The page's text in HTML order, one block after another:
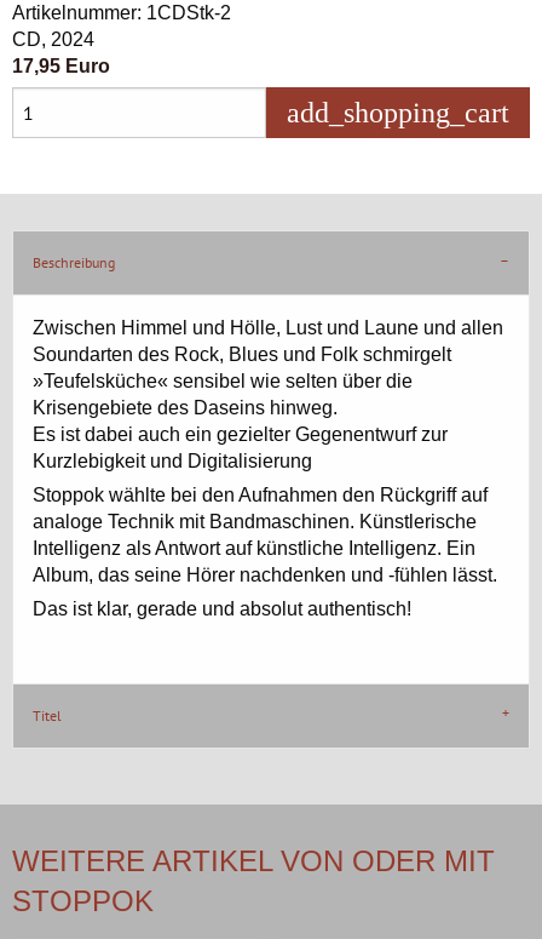
Artikelnummer: 1CDStk-2
CD, 2024
17,95 Euro
add_shopping_cart
Beschreibung
Zwischen Himmel und Hölle, Lust und Laune und allen
Soundarten des Rock, Blues und Folk schmirgelt
»Teufelsküche« sensibel wie selten über die
Krisengebiete des Daseins hinweg.
Es ist dabei auch ein gezielter Gegenentwurf zur
Kurzlebigkeit und Digitalisierung
Stoppok wählte bei den Aufnahmen den Rückgriff auf
analoge Technik mit Bandmaschinen. Künstlerische
Intelligenz als Antwort auf künstliche Intelligenz. Ein
Album, das seine Hörer nachdenken und -fühlen lässt.
Das ist klar, gerade und absolut authentisch!
Titel
WEITERE ARTIKEL VON ODER MIT
STOPPOK